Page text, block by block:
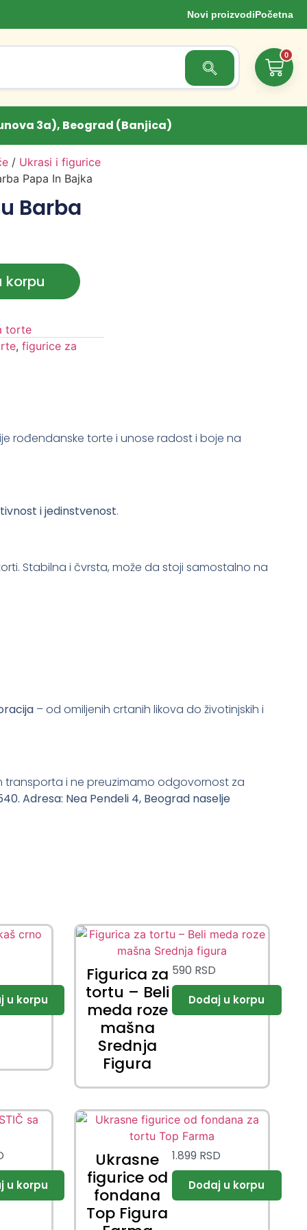
Novi proizvodiPočetna
Search Button
0
3a), Beograd (Banjica)
/ Ukrasi i figurice
Papa In Bajka
Barba
korpu
torte
, figurice za
rođendanske torte i unose radost i boje na
i jedinstvenost.
Stabilna i čvrsta, može da stoji samostalno na
– od omiljenih crtanih likova do životinjskih i
i ne preuzimamo odgovornost za
Adresa: Nea Pendeli 4, Beograd naselje
Figurica za
tortu – Beli
meda roze
mašna
Srednja
Figura
590 RSD
Ukrasne
figurice od
fondana
Top Figura
1.899 RSD